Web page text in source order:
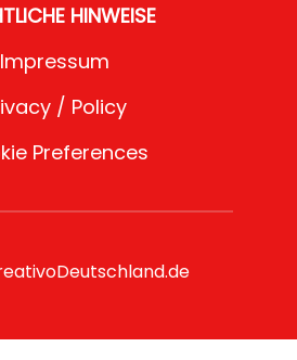
HINWEISE
Impressum
/ Policy
Preferences